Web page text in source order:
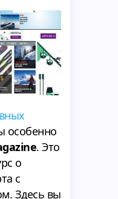
особенно
. Это
о
с
Здесь вы